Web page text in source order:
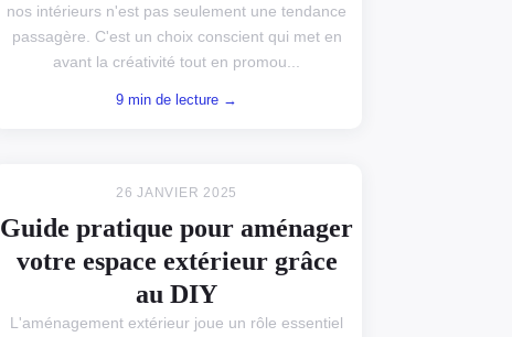
nos intérieurs n'est pas seulement une tendance
passagère. C'est un choix conscient qui met en
avant la créativité tout en promou...
9 min de lecture →
26 JANVIER 2025
Guide pratique pour aménager
votre espace extérieur grâce
au DIY
L'aménagement extérieur joue un rôle essentiel